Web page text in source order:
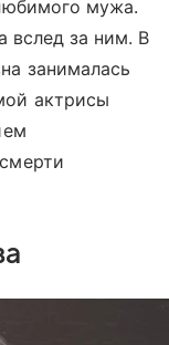
мужа.
вслед за ним. В
занималась
актрисы